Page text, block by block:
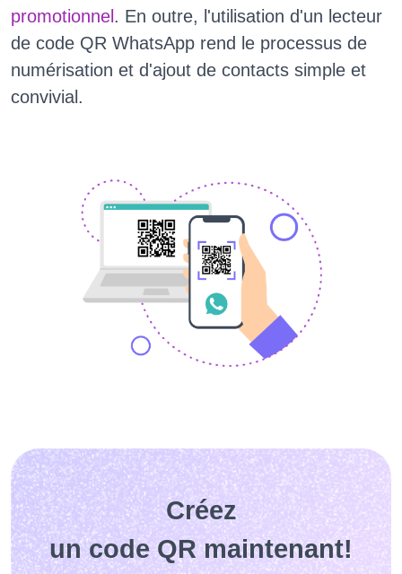
promotionnel. En outre, l'utilisation d'un lecteur
de code QR WhatsApp rend le processus de
numérisation et d'ajout de contacts simple et
convivial.
Créez
un code QR maintenant!